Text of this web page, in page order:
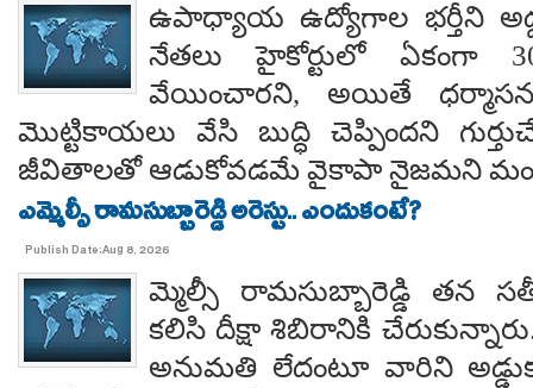
ఉపాధ్యాయ ఉద్యోగాల భర్తీని
నేతలు హైకోర్టులో ఏకంగా
వేయించారని, అయితే
మొట్టికాయలు వేసి బుద్ధి చెప్పిందని
జీవితాలతో ఆడుకోవడమే వైకాపా నైజమని
ఎమ్మెల్సీ రామసుబ్బారెడ్డి అరెస్టు.. ఎందుకంటే?
Publish Date:Aug 8, 2026
మ్మెల్సీ రామసుబ్బారెడ్డి తన
కలిసి దీక్షా శిబిరానికి
అనుమతి లేదంటూ వారిని